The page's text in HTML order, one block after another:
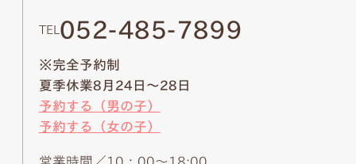
TEL 052-485-7899
※完全予約制
夏季休業8月24日～28日
予約する（男の子）
予約する（女の子）
営業時間／10：00～18:00